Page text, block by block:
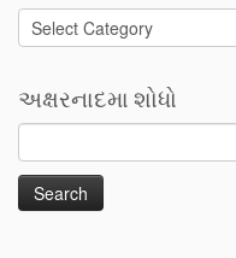
Categories
અક્ષરનાદમા શોધો